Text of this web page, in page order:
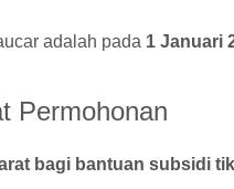
adalah pada 1 Januari
Permohonan
bagi bantuan subsidi